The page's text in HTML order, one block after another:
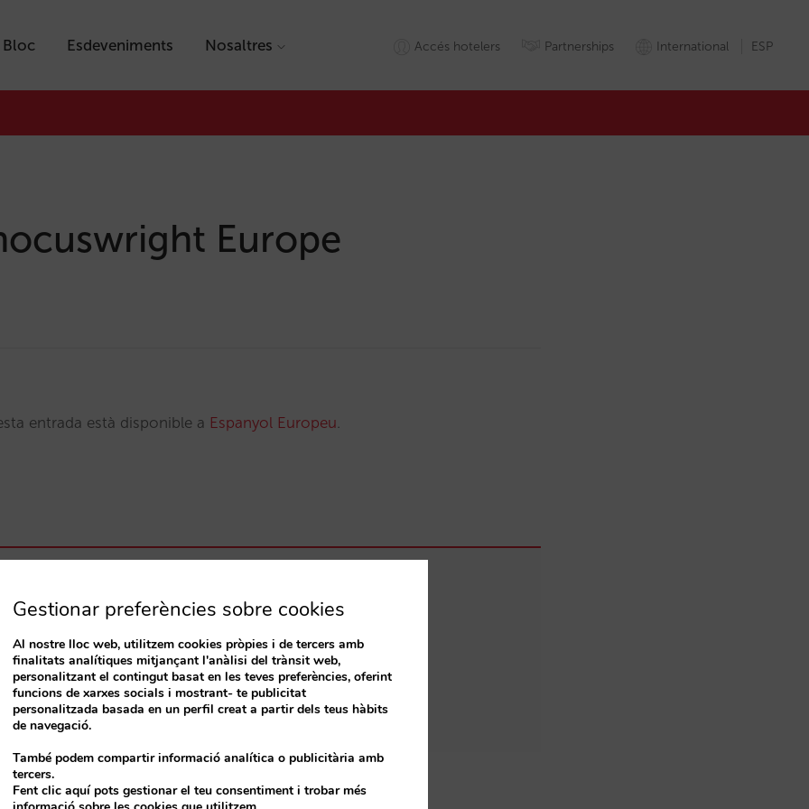
Bloc Esdeveniments Nosaltres Accés hotelers Partnerships International ESP
Europe
entrada està disponible a Espanyol Europeu.
10 de June de 2024
16:00 a 17:00
Catalans, s/n Barcelona 08014 Spain
Gestionar preferències sobre cookies
Al nostre lloc web, utilitzem cookies pròpies i de tercers amb
finalitats analítiques mitjançant l'anàlisi del trànsit web,
personalitzant el contingut basat en les teves preferències, oferint
funcions de xarxes socials i mostrant- te publicitat
personalitzada basada en un perfil creat a partir dels teus hàbits
de navegació.
També podem compartir informació analítica o publicitària amb
tercers.
Fent clic aquí pots gestionar el teu consentiment i trobar més